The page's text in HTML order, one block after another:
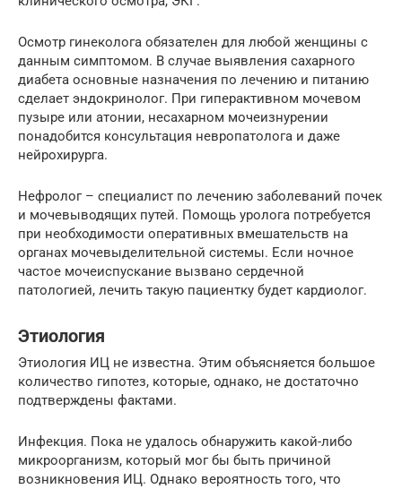
Осмотр гинеколога обязателен для любой женщины с
данным симптомом. В случае выявления сахарного
диабета основные назначения по лечению и питанию
сделает эндокринолог. При гиперактивном мочевом
пузыре или атонии, несахарном мочеизнурении
понадобится консультация невропатолога и даже
нейрохирурга.
Нефролог – специалист по лечению заболеваний почек
и мочевыводящих путей. Помощь уролога потребуется
при необходимости оперативных вмешательств на
органах мочевыделительной системы. Если ночное
частое мочеиспускание вызвано сердечной
патологией, лечить такую пациентку будет кардиолог.
Этиология
Этиология ИЦ не известна. Этим объясняется большое
количество гипотез, которые, однако, не достаточно
подтверждены фактами.
Инфекция. Пока не удалось обнаружить какой-либо
микроорганизм, который мог бы быть причиной
возникновения ИЦ. Однако вероятность того, что